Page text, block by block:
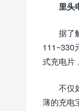
里头
据了
111~330
式充电片
不仅
薄的充电